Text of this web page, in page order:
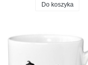
Do koszyka